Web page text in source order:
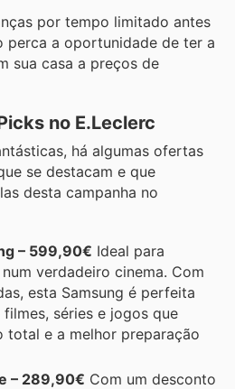
por tempo limitado antes
perca a oportunidade de ter a
sua casa a preços de
no E.Leclerc
há algumas ofertas
se destacam e que
desta campanha no
– 599,90€ Ideal para
verdadeiro cinema. Com
esta Samsung é perfeita
séries e jogos que
total e a melhor preparação
– 289,90€ Com um desconto